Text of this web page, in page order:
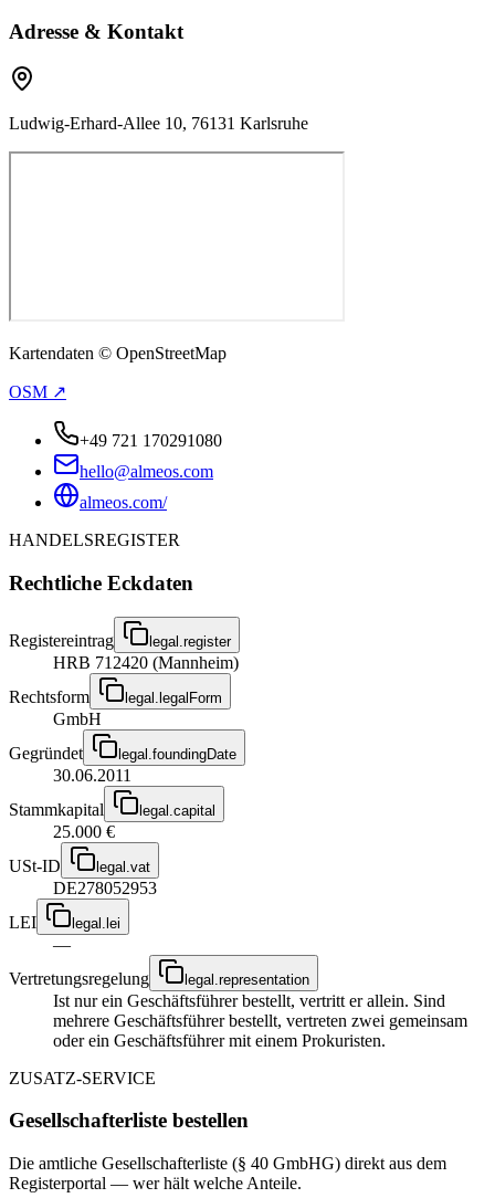
Adresse & Kontakt
Ludwig-Erhard-Allee 10, 76131 Karlsruhe
Kartendaten © OpenStreetMap
OSM ↗
+49 721 170291080
hello@almeos.com
almeos.com/
HANDELSREGISTER
Rechtliche Eckdaten
Registereintrag legal.register
HRB 712420 (Mannheim)
Rechtsform
legal.legalForm
GmbH
Gegründet
legal.foundingDate
30.06.2011
Stammkapital
legal.capital
25.000 €
USt-ID
legal.vat
DE278052953
LEI
legal.lei
—
Vertretungsregelung
legal.representation
Ist nur ein Geschäftsführer bestellt, vertritt er allein. Sind
mehrere Geschäftsführer bestellt, vertreten zwei gemeinsam
oder ein Geschäftsführer mit einem Prokuristen.
ZUSATZ-SERVICE
Gesellschafterliste bestellen
Die amtliche Gesellschafterliste (§ 40 GmbHG) direkt aus dem
Registerportal — wer hält welche Anteile.